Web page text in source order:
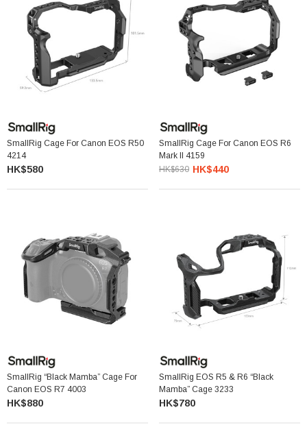
SmallRig Cage For Canon EOS R50
4214
HK$580
SmallRig Cage For Canon EOS R6
Mark II 4159
HK$630 HK$440
SmallRig “Black Mamba” Cage For
Canon EOS R7 4003
HK$880
SmallRig EOS R5 & R6 “Black
Mamba” Cage 3233
HK$780